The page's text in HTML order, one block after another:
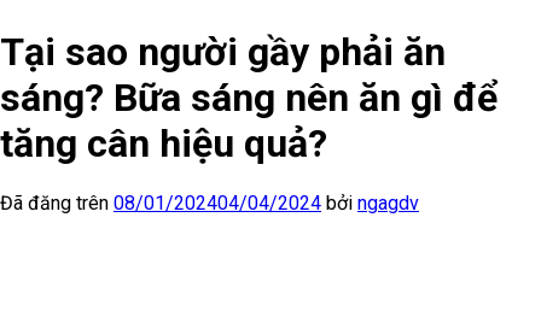
Tại sao người gầy phải ăn
sáng? Bữa sáng nên ăn gì để
tăng cân hiệu quả?
Đã đăng trên 08/01/202404/04/2024 bởi ngagdv